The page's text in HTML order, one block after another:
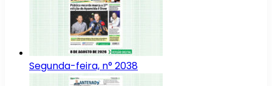
Segunda-feira, n° 2038